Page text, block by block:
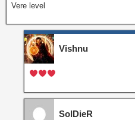
Vere level
Vishnu
SolDieR